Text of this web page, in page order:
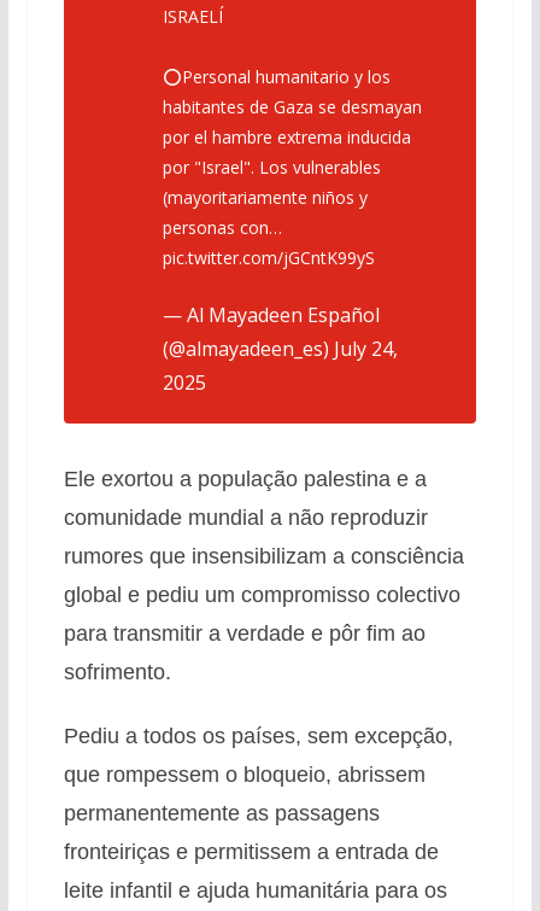
ISRAELÍ
⭕Personal humanitario y los
habitantes de Gaza se desmayan
por el hambre extrema inducida
por "Israel". Los vulnerables
(mayoritariamente niños y
personas con…
pic.twitter.com/jGCntK99yS
— Al Mayadeen Español
(@almayadeen_es) July 24,
2025
Ele exortou a população palestina e a
comunidade mundial a não reproduzir
rumores que insensibilizam a consciência
global e pediu um compromisso colectivo
para transmitir a verdade e pôr fim ao
sofrimento.
Pediu a todos os países, sem excepção,
que rompessem o bloqueio, abrissem
permanentemente as passagens
fronteiriças e permitissem a entrada de
leite infantil e ajuda humanitária para os